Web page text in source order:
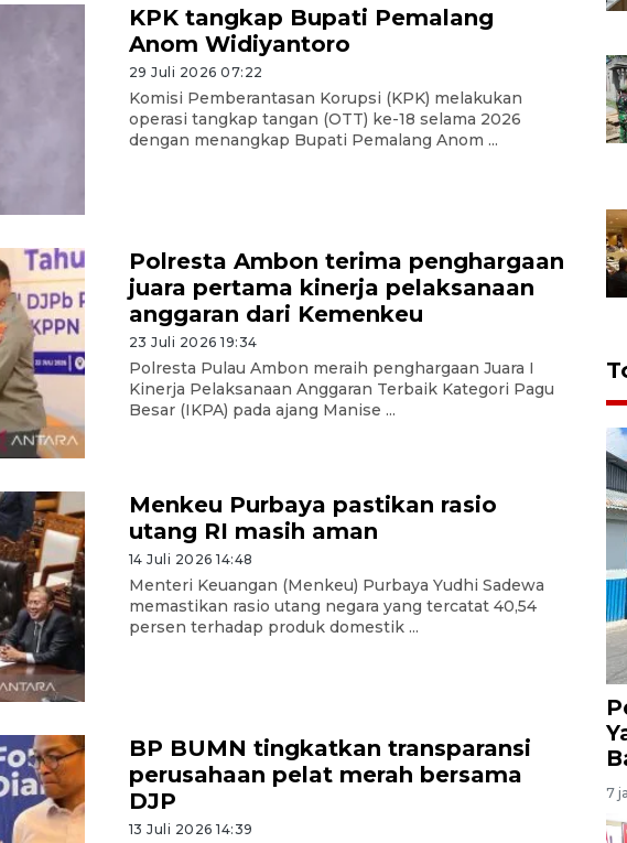
KPK tangkap Bupati Pemalang
Anom Widiyantoro
29 Juli 2026 07:22
Komisi Pemberantasan Korupsi (KPK) melakukan
operasi tangkap tangan (OTT) ke-18 selama 2026
dengan menangkap Bupati Pemalang Anom ...
Polresta Ambon terima penghargaan
juara pertama kinerja pelaksanaan
anggaran dari Kemenkeu
23 Juli 2026 19:34
Polresta Pulau Ambon meraih penghargaan Juara I
Kinerja Pelaksanaan Anggaran Terbaik Kategori Pagu
Besar (IKPA) pada ajang Manise ...
Menkeu Purbaya pastikan rasio
utang RI masih aman
14 Juli 2026 14:48
Menteri Keuangan (Menkeu) Purbaya Yudhi Sadewa
memastikan rasio utang negara yang tercatat 40,54
persen terhadap produk domestik ...
BP BUMN tingkatkan transparansi
perusahaan pelat merah bersama
DJP
13 Juli 2026 14:39
7